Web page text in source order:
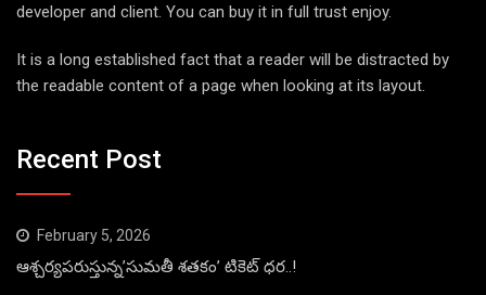
developer and client. You can buy it in full trust enjoy.
It is a long established fact that a reader will be distracted by
the readable content of a page when looking at its layout.
Recent Post
February 5, 2026
ఆశ్చర్యపరుస్తున్న’సుమతీ శతకం’ టికెట్ ధర..!